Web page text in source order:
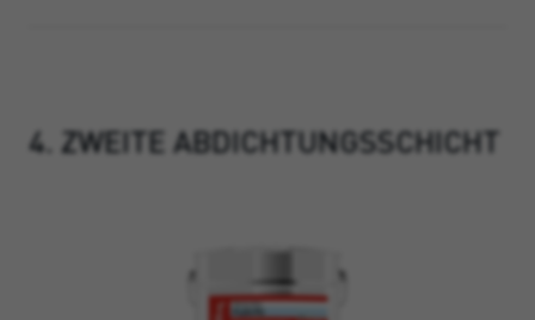
4. ZWEITE ABDICHTUNGSSCHICHT